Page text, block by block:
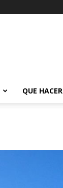
QUE HACER